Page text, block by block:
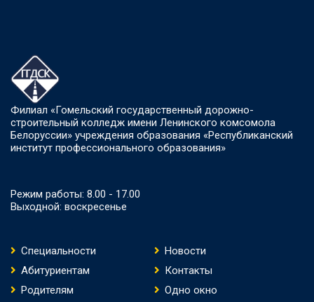
Филиал «Гомельский государственный дорожно-
строительный колледж имени Ленинского комсомола
Белоруссии» учреждения образования «Республиканский
институт профессионального образования»
Режим работы: 8.00 - 17.00
Выходной: воскресенье
Специальности
Новости
Абитуриентам
Контакты
Родителям
Одно окно